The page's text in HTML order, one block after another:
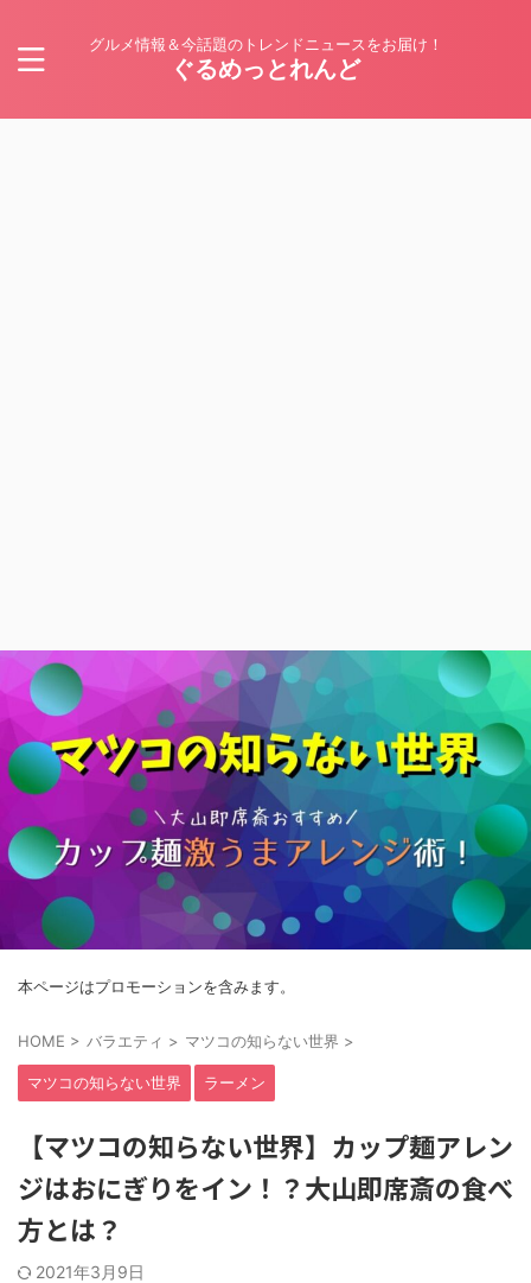
グルメ情報＆今話題のトレンドニュースをお届け！
ぐるめっとれんど
本ページはプロモーションを含みます。
HOME > バラエティ > マツコの知らない世界 >
マツコの知らない世界 ラーメン
【マツコの知らない世界】カップ麺アレン
ジはおにぎりをイン！？大山即席斎の食べ
方とは？
2021年3月9日